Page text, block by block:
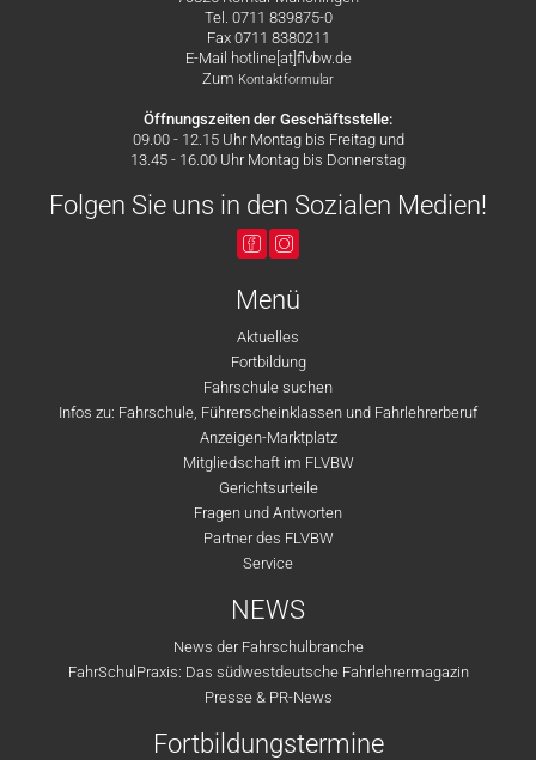
Tel. 0711 839875-0
Fax 0711 8380211
E-Mail hotline[at]flvbw.de
Zum Kontaktformular
Öffnungszeiten der Geschäftsstelle:
09.00 - 12.15 Uhr Montag bis Freitag und
13.45 - 16.00 Uhr Montag bis Donnerstag
Folgen Sie uns in den Sozialen Medien!
Menü
Aktuelles
Fortbildung
Fahrschule suchen
Infos zu: Fahrschule, Führerscheinklassen und Fahrlehrerberuf
Anzeigen-Marktplatz
Mitgliedschaft im FLVBW
Gerichtsurteile
Fragen und Antworten
Partner des FLVBW
Service
NEWS
News der Fahrschulbranche
FahrSchulPraxis: Das südwestdeutsche Fahrlehrermagazin
Presse & PR-News
Fortbildungstermine